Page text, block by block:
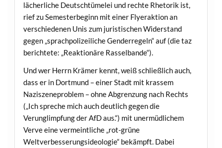
lächerliche Deutschtümelei und rechte Rhetorik ist,
rief zu Semesterbeginn mit einer Flyeraktion an
verschiedenen Unis zum juristischen Widerstand
gegen „sprachpolizeiliche Genderregeln“ auf (die taz
berichtete: „Reaktionäre Rasselbande“).
Und wer Herrn Krämer kennt, weiß schließlich auch,
dass er in Dortmund – einer Stadt mit krassem
Naziszeneproblem – ohne Abgrenzung nach Rechts
(„Ich spreche mich auch deutlich gegen die
Verunglimpfung der AfD aus.“) mit unermüdlichem
Verve eine vermeintliche „rot-grüne
Weltverbesserungsideologie“ bekämpft. Dabei